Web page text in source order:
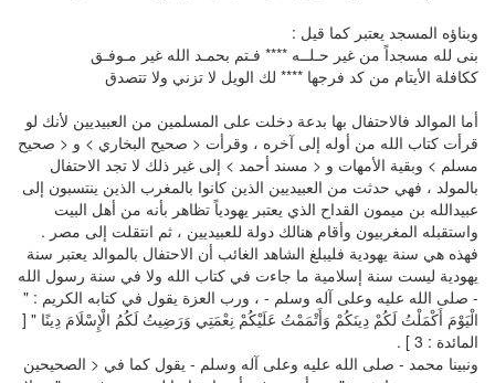
وبناؤه المسجد يعتبر كما قيل :
بنى لله مسجداً من غير حـلــه **** فـتم بحمـد الله غير مـوفـق
ككافلة الأيتام من كد فرجها **** لك الويل لا تزني ولا تتصدق
أما الموالد فالاحتفال بها بدعة دخلت على المسلمين من العبيديين لأنك لو
قرأت كتاب الله من أوله إلى آخره ، وقرأت < صحيح البخاري > و < صحيح
مسلم > وبقية الأمهات و < مسند أحمد > إلى غير ذلك لا تجد الاحتفال
بالمولد ، فهي حدثت من العبيديين الذين كانوا بالمغرب الذين ينتسبون إلى
عبيدالله بن ميمون القداح الذي يعتبر يهودياً تظاهر بأنه من أهل البيت
واستقبله المغربيون وأقام هنالك دولة للعبيديين ، ثم انتقلت إلى مصر .
فهذه هي سنة يهودية فليبلغ الشاهد الغائب أن الاحتفال بالموالد يعتبر سنة
يهودية ليست سنة إسلامية ما جاءت في كتاب الله ولا في سنة رسول الله
- صلى الله عليه وعلى آله وسلم - ، ورب العزة يقول في كتابه الكريم : "
الْيَوْمَ أَكْمَلْتُ لَكُمْ دِينَكُمْ وَأَتْمَمْتُ عَلَيْكُمْ نِعْمَتِي وَرَضِيتُ لَكُمُ الْإِسْلَامَ دِينًا " [
المائدة : 3 ] .
ونبينا محمد - صلى الله عليه وعلى آله وسلم - يقول كما في < الصحيحين